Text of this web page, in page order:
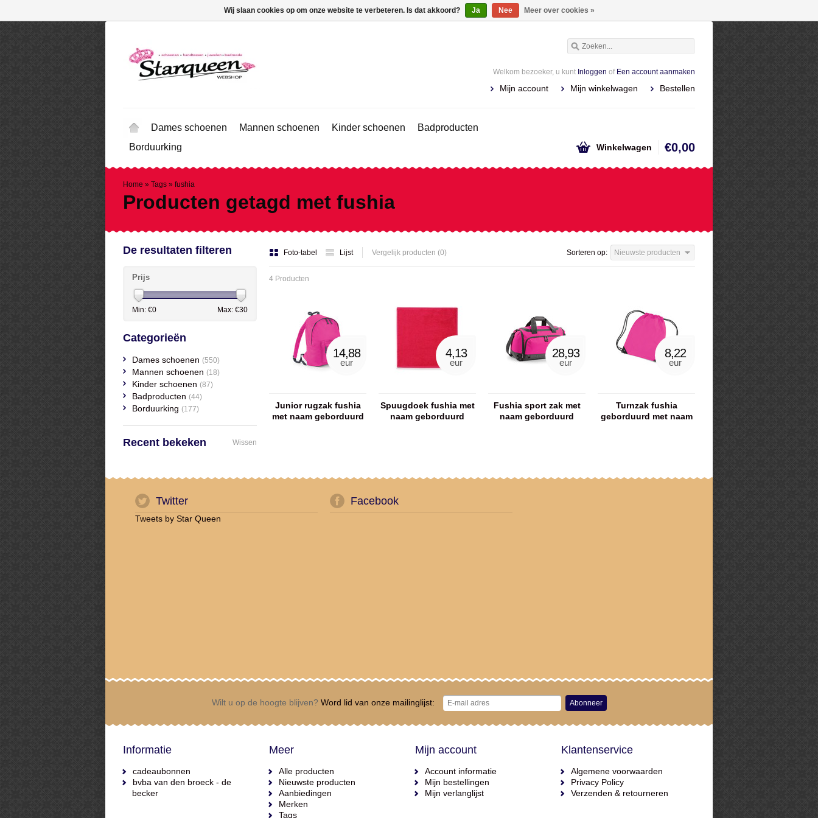
Welkom bezoeker, u kunt Inloggen of Een account aanmaken
Mijn account Mijn winkelwagen Bestellen
Dames schoenen Mannen schoenen Kinder schoenen
Badproducten
Borduurking
Winkelwagen €0,00
Home » Tags » fushia
Producten getagd met fushia
Foto-tabel Lijst Vergelijk producten (0) Sorteren op: Nieuwste producten
4 Producten
14,88
eur
Junior rugzak fushia
met naam geborduurd
4,13
eur
Spuugdoek fushia met
naam geborduurd
28,93
eur
Fushia sport zak met
naam geborduurd
8,22
eur
Turnzak fushia
geborduurd met naam
De resultaten filteren
Prijs
Min: €0 Max: €30
Categorieën
Dames schoenen (550)
Mannen schoenen (18)
Kinder schoenen (87)
Badproducten (44)
Borduurking (177)
Recent bekeken Wissen
Twitter
Tweets by Star Queen
Facebook
Wilt u op de hoogte blijven? Word lid van onze mailinglijst: Abonneer
Informatie
cadeaubonnen
bvba van den broeck - de
becker
Meer
Alle producten
Nieuwste producten
Aanbiedingen
Merken
Tags
Mijn account
Account informatie
Mijn bestellingen
Mijn verlanglijst
Klantenservice
Algemene voorwaarden
Privacy Policy
Verzenden & retourneren
Wij slaan cookies op om onze website te verbeteren. Is dat akkoord? Ja Nee Meer over cookies »